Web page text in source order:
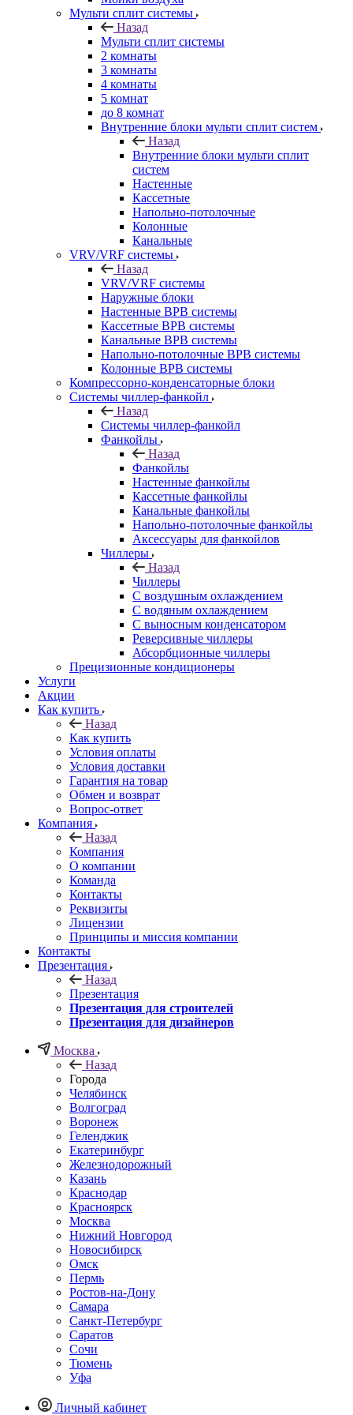
Мульти сплит системы
Назад
Мульти сплит системы
2 комнаты
3 комнаты
4 комнаты
5 комнат
до 8 комнат
Внутренние блоки мульти сплит систем
Назад
Внутренние блоки мульти сплит
систем
Настенные
Кассетные
Напольно-потолочные
Колонные
Канальные
VRV/VRF системы
Назад
VRV/VRF системы
Наружные блоки
Настенные ВРВ системы
Кассетные ВРВ системы
Канальные ВРВ системы
Напольно-потолочные ВРВ системы
Колонные ВРВ системы
Компрессорно-конденсаторные блоки
Системы чиллер-фанкойл
Назад
Системы чиллер-фанкойл
Фанкойлы
Назад
Фанкойлы
Настенные фанкойлы
Кассетные фанкойлы
Канальные фанкойлы
Напольно-потолочные фанкойлы
Аксессуары для фанкойлов
Чиллеры
Назад
Чиллеры
С воздушным охлаждением
С водяным охлаждением
С выносным конденсатором
Реверсивные чиллеры
Абсорбционные чиллеры
Прецизионные кондиционеры
Услуги
Акции
Как купить
Назад
Как купить
Условия оплаты
Условия доставки
Гарантия на товар
Обмен и возврат
Вопрос-ответ
Компания
Назад
Компания
О компании
Команда
Контакты
Реквизиты
Лицензии
Принципы и миссия компании
Контакты
Презентация
Назад
Презентация
Презентация для строителей
Презентация для дизайнеров
Москва
Назад
Города
Челябинск
Волгоград
Воронеж
Геленджик
Екатеринбург
Железнодорожный
Казань
Краснодар
Красноярск
Москва
Нижний Новгород
Новосибирск
Омск
Пермь
Ростов-на-Дону
Самара
Санкт-Петербург
Саратов
Сочи
Тюмень
Уфа
Личный кабинет